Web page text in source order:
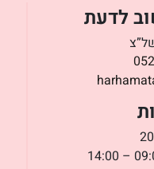
לדעת